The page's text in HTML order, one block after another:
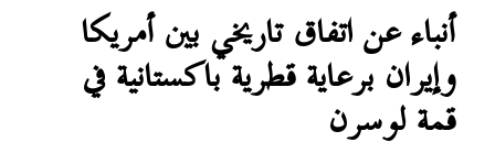
أنباء عن اتفاق تاريخي بين أمريكا
وإيران برعاية قطرية باكستانية في
قمة لوسرن